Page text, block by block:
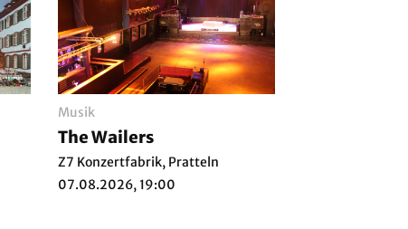
Musik
The Wailers
Z7 Konzertfabrik, Pratteln
07.08.2026, 19:00